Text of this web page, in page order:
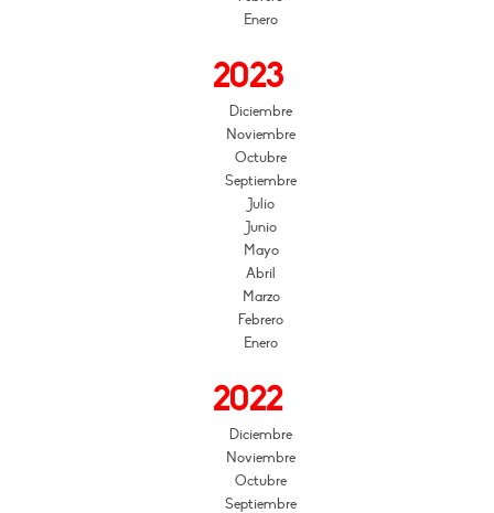
Enero
2023
Diciembre
Noviembre
Octubre
Septiembre
Julio
Junio
Mayo
Abril
Marzo
Febrero
Enero
2022
Diciembre
Noviembre
Octubre
Septiembre